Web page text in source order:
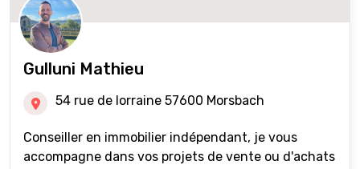
Gulluni Mathieu
54 rue de lorraine 57600 Morsbach
Conseiller en immobilier indépendant, je vous
accompagne dans vos projets de vente ou d'achats